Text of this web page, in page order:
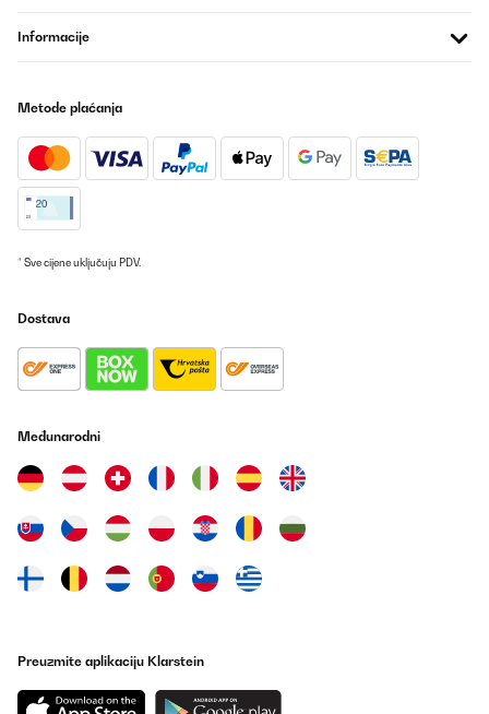
Informacije
Metode plaćanja
* Sve cijene uključuju PDV.
Dostava
Međunarodni
Preuzmite aplikaciju Klarstein